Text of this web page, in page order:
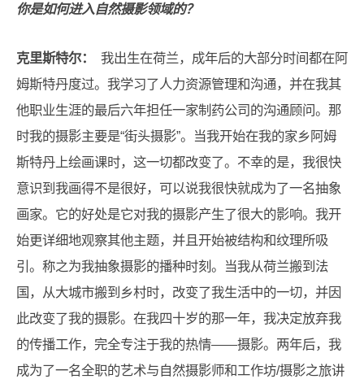
你是如何进入自然摄影领域的？
克里斯特尔：
我出生在荷兰，成年后的大部分时间都在阿
姆斯特丹度过。我学习了人力资源管理和沟通，并在我其
他职业生涯的最后六年担任一家制药公司的沟通顾问。那
时我的摄影主要是“街头摄影”。当我开始在我的家乡阿姆
斯特丹上绘画课时，这一切都改变了。不幸的是，我很快
意识到我画得不是很好，可以说我很快就成为了一名抽象
画家。它的好处是它对我的摄影产生了很大的影响。我开
始更详细地观察其他主题，并且开始被结构和纹理所吸
引。称之为我抽象摄影的播种时刻。当我从荷兰搬到法
国，从大城市搬到乡村时，改变了我生活中的一切，并因
此改变了我的摄影。在我四十岁的那一年，我决定放弃我
的传播工作，完全专注于我的热情——摄影。两年后，我
成为了一名全职的艺术与自然摄影师和工作坊/摄影之旅讲